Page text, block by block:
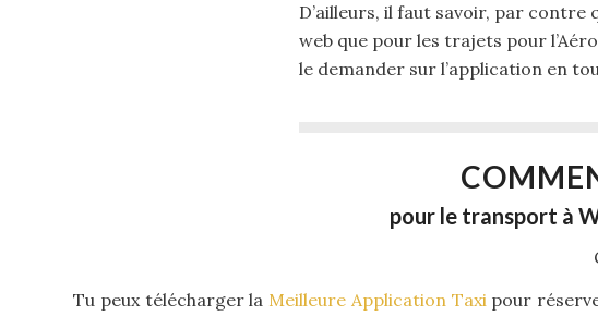
D’ailleurs, il faut savoir, par
web que pour les trajets pour
le demander sur l’application en
pour le transport à
Tu peux télécharger la Meilleure Application Taxipour